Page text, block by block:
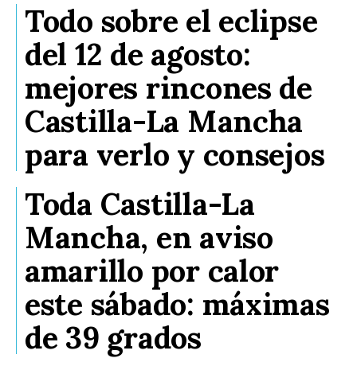
Todo sobre el eclipse
del 12 de agosto:
mejores rincones de
Castilla-La Mancha
para verlo y consejos
Toda Castilla-La
Mancha, en aviso
amarillo por calor
este sábado: máximas
de 39 grados